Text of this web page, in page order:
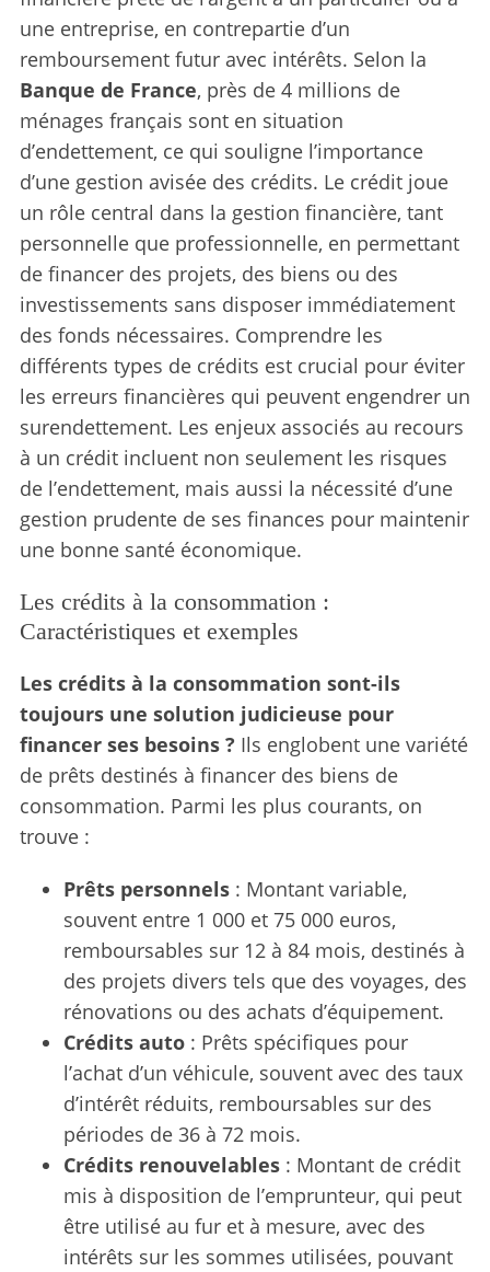
une entreprise, en contrepartie d’un
remboursement futur avec intérêts. Selon la
Banque de France, près de 4 millions de
ménages français sont en situation
d’endettement, ce qui souligne l’importance
d’une gestion avisée des crédits. Le crédit joue
un rôle central dans la gestion financière, tant
personnelle que professionnelle, en permettant
de financer des projets, des biens ou des
investissements sans disposer immédiatement
des fonds nécessaires. Comprendre les
différents types de crédits est crucial pour éviter
les erreurs financières qui peuvent engendrer un
surendettement. Les enjeux associés au recours
à un crédit incluent non seulement les risques
de l’endettement, mais aussi la nécessité d’une
gestion prudente de ses finances pour maintenir
une bonne santé économique.
Les crédits à la consommation :
Caractéristiques et exemples
Les crédits à la consommation sont-ils
toujours une solution judicieuse pour
financer ses besoins ? Ils englobent une variété
de prêts destinés à financer des biens de
consommation. Parmi les plus courants, on
trouve :
Prêts personnels: Montant variable,
souvent entre 1 000 et 75 000 euros,
remboursables sur 12 à 84 mois, destinés à
des projets divers tels que des voyages, des
rénovations ou des achats d’équipement.
Crédits auto: Prêts spécifiques pour
l’achat d’un véhicule, souvent avec des taux
d’intérêt réduits, remboursables sur des
périodes de 36 à 72 mois.
Crédits renouvelables: Montant de crédit
mis à disposition de l’emprunteur, qui peut
être utilisé au fur et à mesure, avec des
intérêts sur les sommes utilisées, pouvant